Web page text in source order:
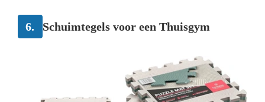
6. Schuimtegels voor een Thuisgym